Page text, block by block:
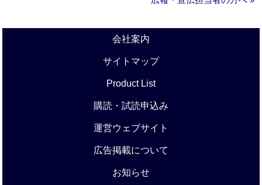
会社案内
サイトマップ
Product List
購読・試読申込み
運営ウェブサイト
広告掲載について
お知らせ